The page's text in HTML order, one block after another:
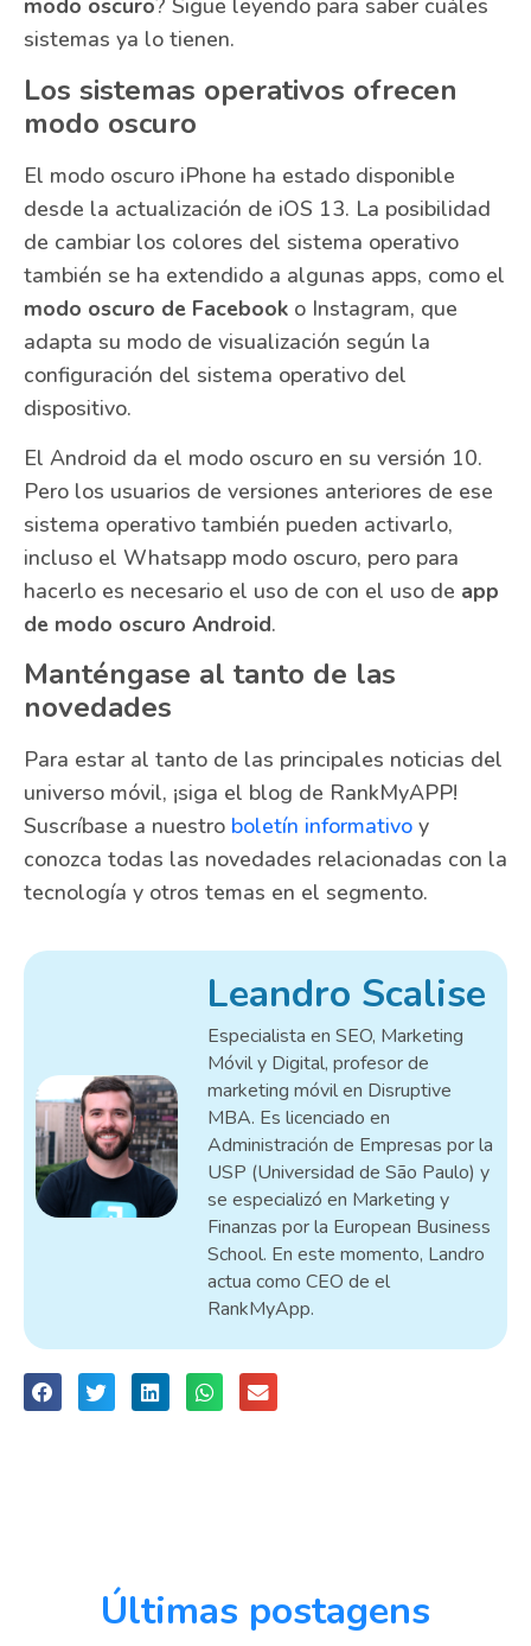
modo oscuro? Sigue leyendo para saber cuáles
sistemas ya lo tienen.
Los sistemas operativos ofrecen
modo oscuro
El modo oscuro iPhone ha estado disponible
desde la actualización de iOS 13. La posibilidad
de cambiar los colores del sistema operativo
también se ha extendido a algunas apps, como el
modo oscuro de Facebook o Instagram, que
adapta su modo de visualización según la
configuración del sistema operativo del
dispositivo.
El Android da el modo oscuro en su versión 10.
Pero los usuarios de versiones anteriores de ese
sistema operativo también pueden activarlo,
incluso el Whatsapp modo oscuro, pero para
hacerlo es necesario el uso de con el uso de app
de modo oscuro Android.
Manténgase al tanto de las
novedades
Para estar al tanto de las principales noticias del
universo móvil, ¡siga el blog de RankMyAPP!
Suscríbase a nuestro boletín informativo y
conozca todas las novedades relacionadas con la
tecnología y otros temas en el segmento.
Leandro Scalise
Especialista en SEO, Marketing
Móvil y Digital, profesor de
marketing móvil en Disruptive
MBA. Es licenciado en
Administración de Empresas por la
USP (Universidad de São Paulo) y
se especializó en Marketing y
Finanzas por la European Business
School. En este momento, Landro
actua como CEO de el
RankMyApp.
Últimas postagens